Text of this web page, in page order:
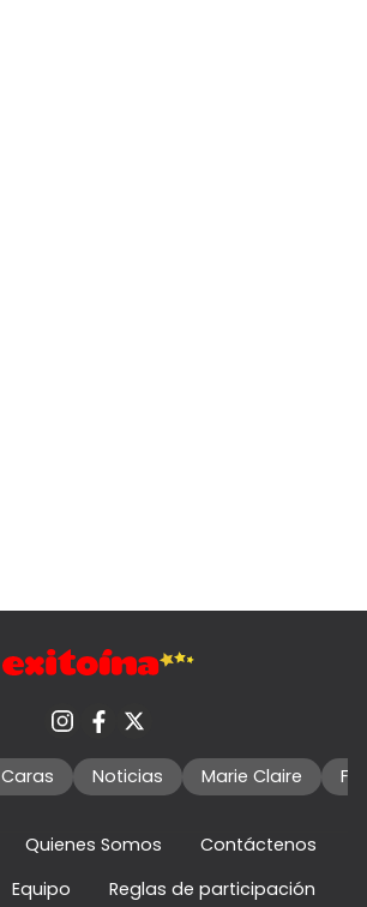
Caras Noticias Marie Claire
Quienes Somos
Contáctenos
Equipo Reglas de participación